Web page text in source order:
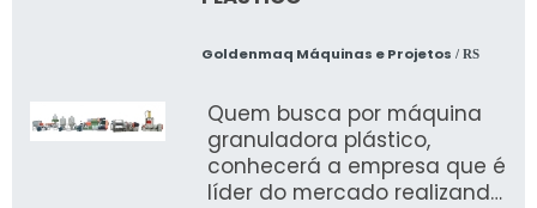
Goldenmaq Máquinas e Projetos / RS
Quem busca por máquina
granuladora plástico,
conhecerá a empresa que é
líder do mercado realizando